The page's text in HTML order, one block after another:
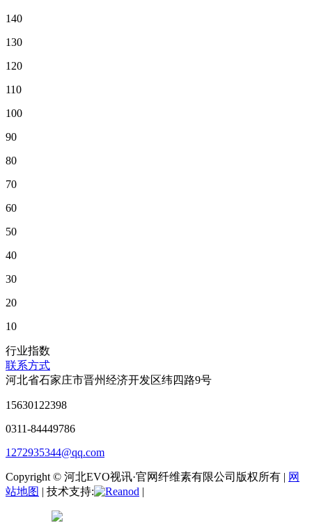
140
130
120
110
100
90
80
70
60
50
40
30
20
10
行业指数
联系方式
河北省石家庄市晋州经济开发区纬四路9号
15630122398
0311-84449786
1272935344@qq.com
Copyright © 河北EVO视讯·官网纤维素有限公司版权所有 | 网
站地图 | 技术支持: |